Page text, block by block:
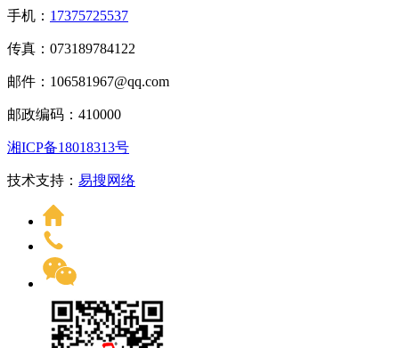
手机： 17375725537
传真：073189784122
邮件：106581967@qq.com
邮政编码：410000
湘ICP备18018313号
技术支持： 易搜网络